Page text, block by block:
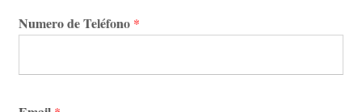
Numero de Teléfono *